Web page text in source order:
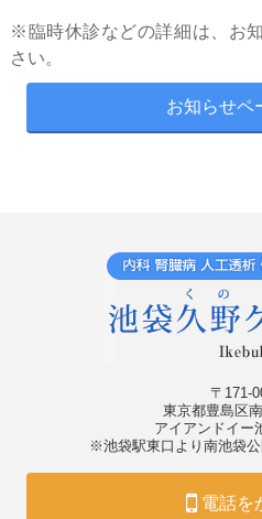
※臨時休診などの詳細は、お
さい。
お知らせペ
〒171-
東京都豊島区
アイアンドイー
※池袋駅東口より南池袋
電話を